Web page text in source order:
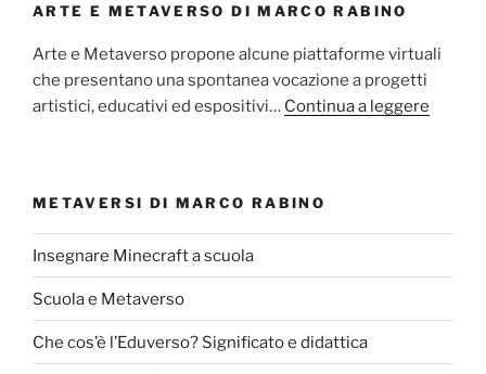
ARTE E METAVERSO DI MARCO RABINO
Arte e Metaverso propone alcune piattaforme virtuali
che presentano una spontanea vocazione a progetti
artistici, educativi ed espositivi… Continua a leggere
METAVERSI DI MARCO RABINO
Insegnare Minecraft a scuola
Scuola e Metaverso
Che cos’è l’Eduverso? Significato e didattica